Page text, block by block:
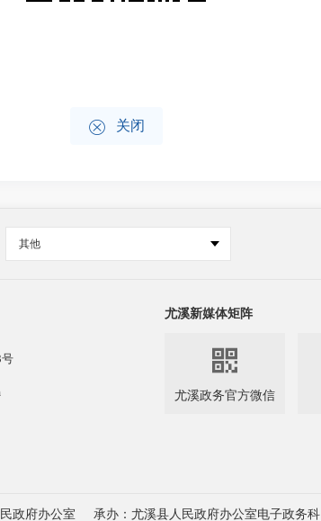
 关闭
其他
号
尤溪新媒体矩阵

尤溪政务官方微信
政府办公室 承办：尤溪县人民政府办公室电子政务科